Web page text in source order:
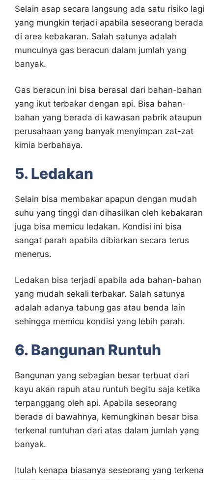
Selain asap secara langsung ada satu risiko lagi
yang mungkin terjadi apabila seseorang berada
di area kebakaran. Salah satunya adalah
munculnya gas beracun dalam jumlah yang
banyak.
Gas beracun ini bisa berasal dari bahan-bahan
yang ikut terbakar dengan api. Bisa bahan-
bahan yang berada di kawasan pabrik ataupun
perusahaan yang banyak menyimpan zat-zat
kimia berbahaya.
5. Ledakan
Selain bisa membakar apapun dengan mudah
suhu yang tinggi dan dihasilkan oleh kebakaran
juga bisa memicu ledakan. Kondisi ini bisa
sangat parah apabila dibiarkan secara terus
menerus.
Ledakan bisa terjadi apabila ada bahan-bahan
yang mudah sekali terbakar. Salah satunya
adalah adanya tabung gas atau benda lain
sehingga memicu kondisi yang lebih parah.
6. Bangunan Runtuh
Bangunan yang sebagian besar terbuat dari
kayu akan rapuh atau runtuh begitu saja ketika
terpanggang oleh api. Apabila seseorang
berada di bawahnya, kemungkinan besar bisa
terkenal runtuhan dari atas dalam jumlah yang
banyak.
Itulah kenapa biasanya seseorang yang terkena